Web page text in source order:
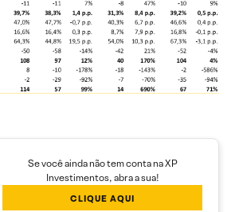
Se você ainda não tem conta na XP
Investimentos, abra a sua!
CLIQUE AQUI